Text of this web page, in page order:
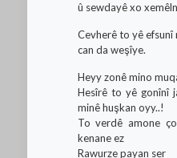
û sewdayê xo
Cevherê to yê efsunî
can da weşîye.
Heyy zonê mino
Hesîrê to yê gonînî
minê huşkan oyy..!
To verdê amone
kenane ez
Rawurze payan ser